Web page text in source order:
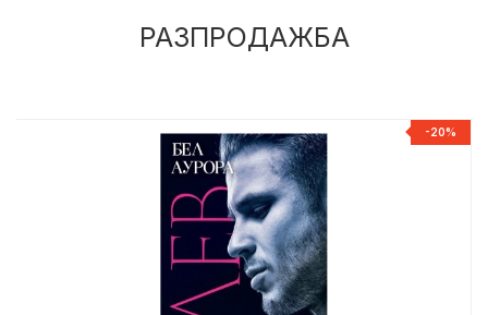
РАЗПРОДАЖБА
-20%